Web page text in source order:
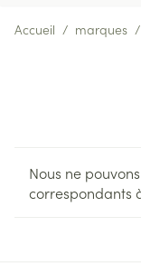
Accueil / marques /
Nous ne
correspondants